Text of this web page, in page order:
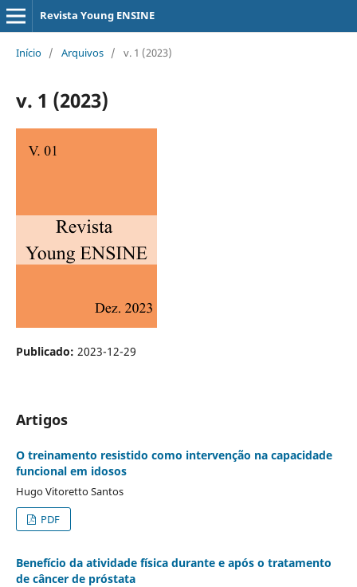
Revista Young ENSINE
Início / Arquivos / v. 1 (2023)
v. 1 (2023)
Publicado: 2023-12-29
Artigos
O treinamento resistido como intervenção na capacidade
funcional em idosos
Hugo Vitoretto Santos
PDF
Benefício da atividade física durante e após o tratamento
de câncer de próstata